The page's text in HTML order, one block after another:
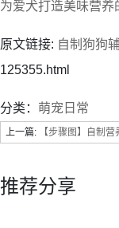
为爱犬打造美味营
原文链接: 自制狗狗
125355.html
分类： 萌宠日常
上一篇: 【步骤图】自制
推荐分享